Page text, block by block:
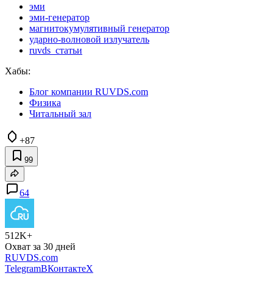
эми
эми-генератор
магнитокумулятивный генератор
ударно-волновой излучатель
ruvds_статьи
Хабы:
Блог компании RUVDS.com
Физика
Читальный зал
+87
99
64
512K+
Охват за 30 дней
RUVDS.com
TelegramВКонтактеX